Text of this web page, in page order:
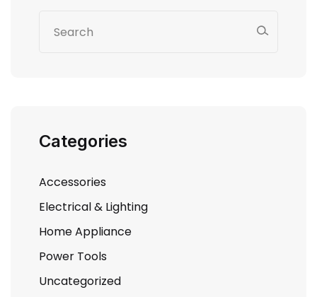
Categories
Accessories
Electrical & Lighting
Home Appliance
Power Tools
Uncategorized